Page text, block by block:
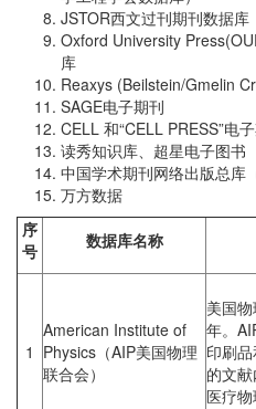
JSTOR西文过刊期刊数据库
Oxford University
库
Reaxys (Beilstein/Gmelin
SAGE电子期刊
CELL 和“CELL PRESS”电
读秀知识库、超星电子图书
中国学术期刊网络出版总库
万方数据
序
号
数据库名称
1
American Institute of
Physics（AIP美国物理
联合会）
美国
年。
印刷
的文
医疗